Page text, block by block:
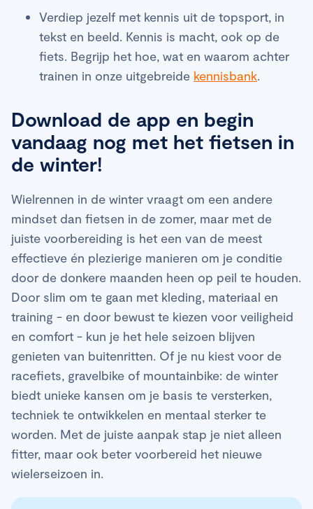
Verdiep jezelf met kennis uit de topsport, in
tekst en beeld. Kennis is macht, ook op de
fiets. Begrijp het hoe, wat en waarom achter
trainen in onze uitgebreide kennisbank.
Download de app en begin
vandaag nog met het fietsen in
de winter!
Wielrennen in de winter vraagt om een andere
mindset dan fietsen in de zomer, maar met de
juiste voorbereiding is het een van de meest
effectieve én plezierige manieren om je conditie
door de donkere maanden heen op peil te houden.
Door slim om te gaan met kleding, materiaal en
training - en door bewust te kiezen voor veiligheid
en comfort - kun je het hele seizoen blijven
genieten van buitenritten. Of je nu kiest voor de
racefiets, gravelbike of mountainbike: de winter
biedt unieke kansen om je basis te versterken,
techniek te ontwikkelen en mentaal sterker te
worden. Met de juiste aanpak stap je niet alleen
fitter, maar ook beter voorbereid het nieuwe
wielerseizoen in.